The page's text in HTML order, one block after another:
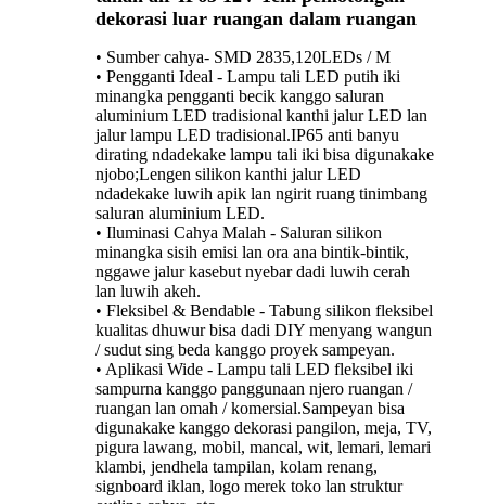
dekorasi luar ruangan dalam ruangan
• Sumber cahya- SMD 2835,120LEDs / M
• Pengganti Ideal - Lampu tali LED putih iki
minangka pengganti becik kanggo saluran
aluminium LED tradisional kanthi jalur LED lan
jalur lampu LED tradisional.IP65 anti banyu
dirating ndadekake lampu tali iki bisa digunakake
njobo;Lengen silikon kanthi jalur LED
ndadekake luwih apik lan ngirit ruang tinimbang
saluran aluminium LED.
• Iluminasi Cahya Malah - Saluran silikon
minangka sisih emisi lan ora ana bintik-bintik,
nggawe jalur kasebut nyebar dadi luwih cerah
lan luwih akeh.
• Fleksibel & Bendable - Tabung silikon fleksibel
kualitas dhuwur bisa dadi DIY menyang wangun
/ sudut sing beda kanggo proyek sampeyan.
• Aplikasi Wide - Lampu tali LED fleksibel iki
sampurna kanggo panggunaan njero ruangan /
ruangan lan omah / komersial.Sampeyan bisa
digunakake kanggo dekorasi pangilon, meja, TV,
pigura lawang, mobil, mancal, wit, lemari, lemari
klambi, jendhela tampilan, kolam renang,
signboard iklan, logo merek toko lan struktur